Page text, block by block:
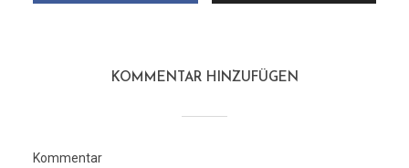
KOMMENTAR HINZUFÜGEN
Kommentar